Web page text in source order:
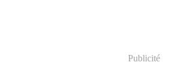
Publicité